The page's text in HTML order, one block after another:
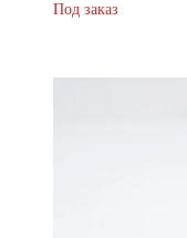
Под заказ